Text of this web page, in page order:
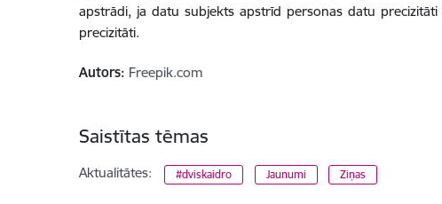
apstrādi, ja datu subjekts apstrīd personas datu
precizitāti.
Autors: Freepik.com
Saistītas tēmas
Aktualitātes: #dviskaidro Jaunumi Ziņas